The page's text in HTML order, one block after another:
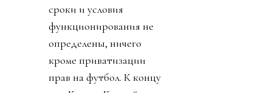
сроки и условия
функционирования не
определены, ничего
кроме приватизации
прав на футбол. К концу